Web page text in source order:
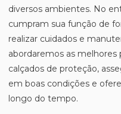
diversos ambientes. No
cumpram sua função de
realizar cuidados e
abordaremos as melhores
calçados de proteção,
em boas condições e
longo do tempo.